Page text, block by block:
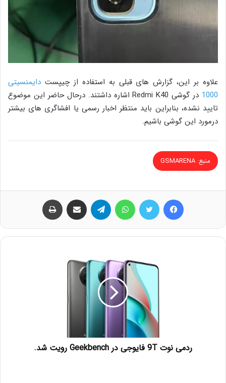
علاوه بر این، گزارش های قبلی به استفاده از چیپست دایمنسیتی
1000
در گوشی Redmi K40 اشاره داشتند. درحال حاضر این موضوع
تایید نشده، بنابراین باید منتظر اخبار رسمی یا افشاگری های بیشتر
درمورد این گوشی باشیم.
منبع: GSMARENA
ردمی نوت 9T فایوجی در Geekbench رویت شد.